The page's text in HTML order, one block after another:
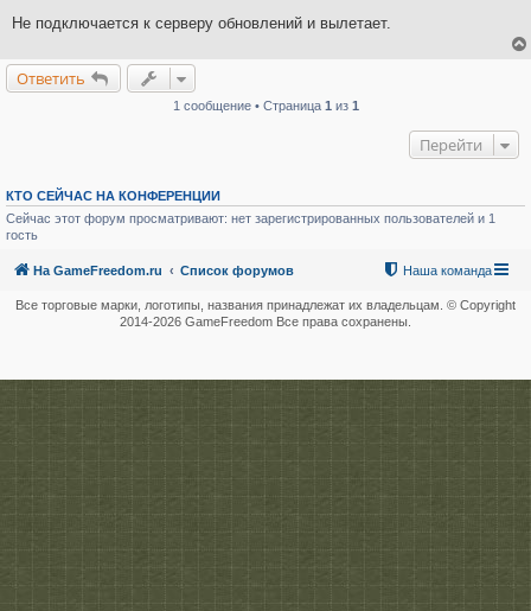
05.07.2015 15:03:29 - Лог - Connect to
05.07.2015 15:03:28 - GFшлюз - LineageII.exe:Connect to
05.07.2015 15:03:28 - Лог - Connect to
05.07.2015 15:03:28 - GFшлюз - LineageII.exe:Connect to
05.07.2015 15:03:28 - Лог - Connect to
05.07.2015 15:03:28 - GFшлюз - LineageII.exe:Connect to
05.07.2015 15:03:28 - Лог - Connect to
05.07.2015 15:03:27 - Run - Запуск ПО:  C:\Games\Lineage
Не подключается к серверу обновлений и вылетает.
Ответить
1 сообщение • Страница 1 из 1
Перейти
КТО СЕЙЧАС НА КОНФЕРЕНЦИИ
Сейчас этот форум просматривают: нет зарегистрированных пользователей и 1
гость
На GameFreedom.ru Список форумов Наша команда
Все торговые марки, логотипы, названия принадлежат их владельцам. © Copyright
2014-2026 GameFreedom Все права сохранены.